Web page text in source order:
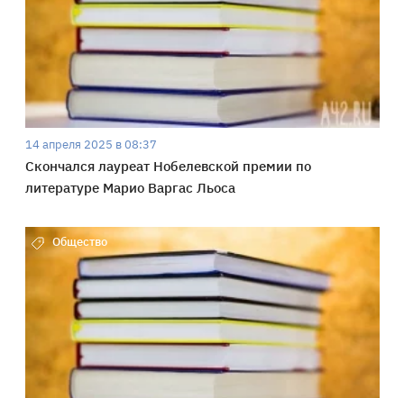
14 апреля 2025 в 08:37
Скончался лауреат Нобелевской премии по
литературе Марио Варгас Льоса
Общество